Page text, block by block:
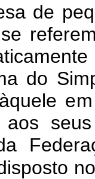
de peq
ref
amente
a do Sim
quele e
aos seus